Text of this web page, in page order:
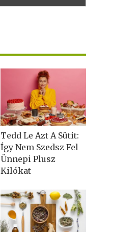
Tedd Le Azt A Sütit:
Így Nem Szedsz Fel
Ünnepi Plusz
Kilókat